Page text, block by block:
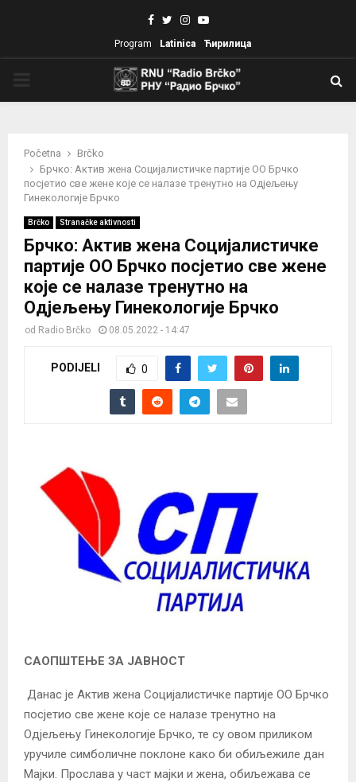
Facebook
TwitterInstagram
Youtube
Program Latinica Ћирилица
Početna
Brčko
Брчко: Актив жена Социјалистичке партије ОО Брчко
посјетио све жене које се налазе тренутно на Одјељењу
Гинекологије Брчко
Brčko Stranačke aktivnosti
Брчко: Актив жена Социјалистичке
партије ОО Брчко посјетио све жене
које се налазе тренутно на
Одјељењу Гинекологије Брчко
od Radio Brčko 08.05.2022 - 14:47
PODIJELI 0
САОПШТЕЊЕ ЗА ЈАВНОСТ
Данас је Актив жена Социјалистичке партије ОО Брчко
посјетио све жене које се налазе тренутно на
Одјељењу Гинекологије Брчко, те су овом приликом
уручиле симболичне поклоне како би обиљежиле дан
Мајки. Прослава у част мајки и жена, обиљежава се